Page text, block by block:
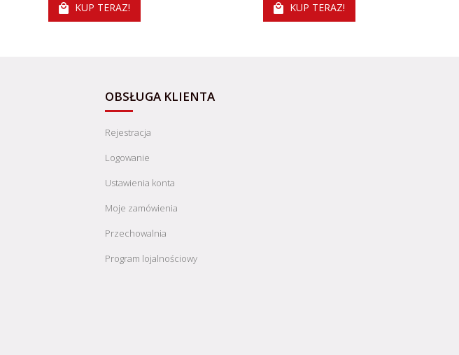
KUP TERAZ! KUP TERAZ!
OBSŁUGA KLIENTA
Rejestracja
Logowanie
Ustawienia konta
Moje zamówienia
Przechowalnia
Program lojalnościowy